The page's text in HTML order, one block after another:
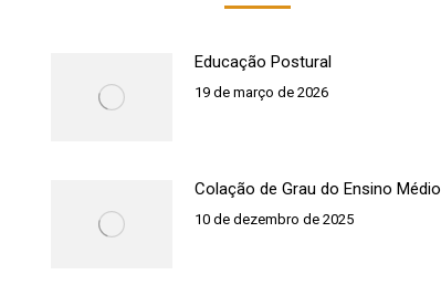
Educação Postural
19 de março de 2026
Colação de Grau do Ensino Médio
10 de dezembro de 2025